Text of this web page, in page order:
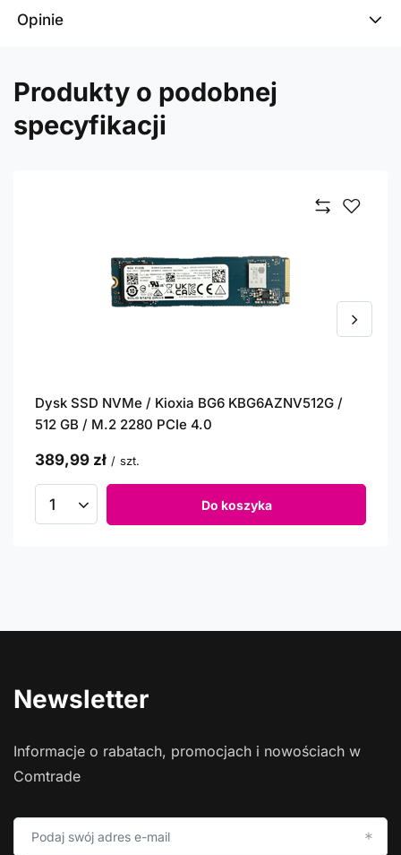
Opinie
Produkty o podobnej
specyfikacji
Dysk SSD NVMe / Kioxia BG6 KBG6AZNV512G /
512 GB / M.2 2280 PCIe 4.0
389,99 zł / szt.
Do koszyka
Newsletter
Informacje o rabatach, promocjach i nowościach w
Comtrade
Podaj swój adres e-mail